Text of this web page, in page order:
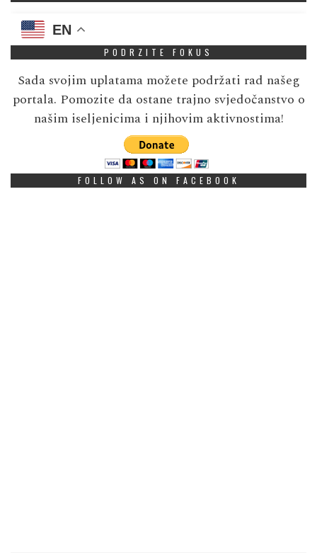
EN
PODRZITE FOKUS
Sada svojim uplatama možete podržati rad našeg
portala. Pomozite da ostane trajno svjedočanstvo o
našim iseljenicima i njihovim aktivnostima!
FOLLOW AS ON FACEBOOK